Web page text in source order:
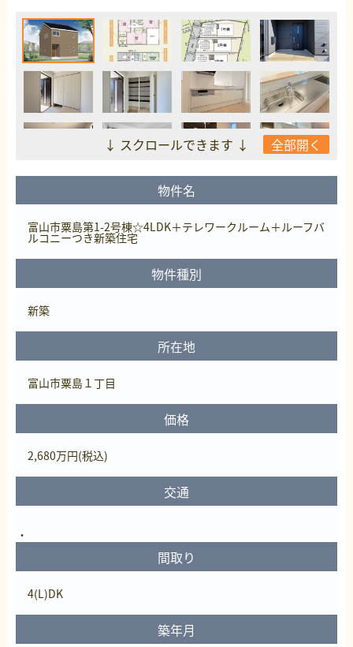
↓ スクロールできます ↓ 全部開く
物件名
富山市粟島第1-2号棟☆4LDK＋テレワークルーム＋ルーフバ
ルコニーつき新築住宅
物件種別
新築
所在地
富山市粟島１丁目
価格
2,680万円(税込)
交通
間取り
4(L)DK
築年月